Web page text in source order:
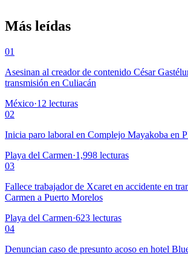
Más leídas
01
Asesinan al creador de contenido César
transmisión en Culiacán
México·12 lecturas
02
Inicia paro laboral en Complejo Mayakoba en
Playa del Carmen·1,998 lecturas
03
Fallece trabajador de Xcaret en accidente en
Carmen a Puerto Morelos
Playa del Carmen·623 lecturas
04
Denuncian caso de presunto acoso en hotel